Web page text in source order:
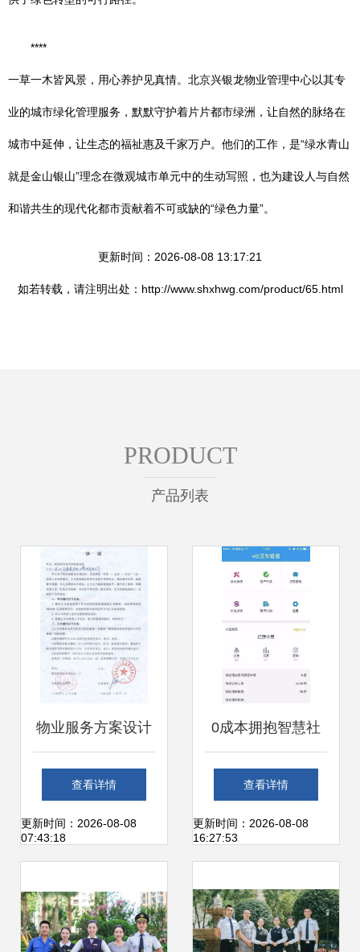
****
一草一木皆风景，用心养护见真情。北京兴银龙物业管理中心以其专
业的城市绿化管理服务，默默守护着片片都市绿洲，让自然的脉络在
城市中延伸，让生态的福祉惠及千家万户。他们的工作，是“绿水青山
就是金山银山”理念在微观城市单元中的生动写照，也为建设人与自然
和谐共生的现代化都市贡献着不可或缺的“绿色力量”。
更新时间：2026-08-08 13:17:21
如若转载，请注明出处：http://www.shxhwg.com/product/65.html
PRODUCT
产品列表
物业服务方案设计
与制作 精品课程
查看详情
更新时间：2026-08-08
07:43:18
0成本拥抱智慧社
区，聪明的物业都
上车了—物业管理
查看详情
更新时间：2026-08-08
16:27:53